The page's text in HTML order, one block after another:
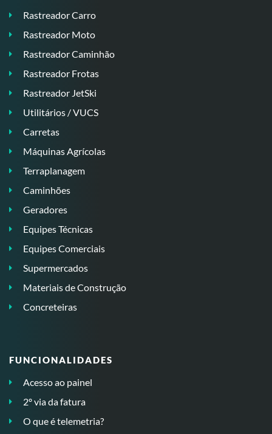
Rastreador Carro
Rastreador Moto
Rastreador Caminhão
Rastreador Frotas
Rastreador JetSki
Utilitários / VUCS
Carretas
Máquinas Agrícolas
Terraplanagem
Caminhões
Geradores
Equipes Técnicas
Equipes Comerciais
Supermercados
Materiais de Construção
Concreteiras
FUNCIONALIDADES
Acesso ao painel
2º via da fatura
O que é telemetria?